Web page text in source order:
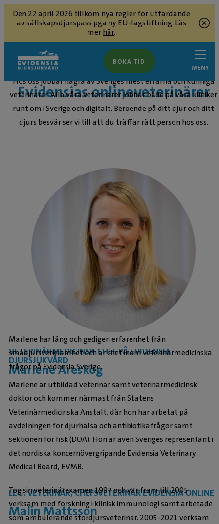
Den 22 april 2026 tillkom nya regler för utfärdande
av sällskapsdjurspass pga ny EU-lagstiftning. Läs
merhär.
BOKA TID
MENY
Evidensias onlineveterinärer
Hos oss jobbar några av Sveriges mest erfarna och kunniga
veterinärer. Alla våra veterinärer jobbar både på våra kliniker
runt om i Sverige och digitalt. Beroende på ditt djur och ditt
djurs besvär ser vi till att du träffar rätt person hos oss.
Marlene Areskog
VETERINÄRMEDICINSK CHEF PÅ EVIDENSIA
DJURSJUKVÅRD
Marlene har lång och gedigen erfarenhet från
smådjursverksamhet och är chef inom veterinärmedicinska
frågor på Evidensia Sverige.
Marlene är utbildad veterinär samt veterinärmedicinsk
doktor och kommer närmast från Statens
Veterinärmedicinska Anstalt, där hon har arbetat på
avdelningen för djurhälsa och antibiotikafrågor samt
sektionen för fisk (DOA). Hon är även Sveriges representant i
det nordiska koncernövergripande Evidensia Veterinary
Medical Board, EVMB.
Malin Mattsson
LEG. VETERINÄR, CHEFSVETERINÄR EVIDENSIA ONLINE
Tog sin veterinärexamen 1997 och var fram till 2005
verksam med forskning i klinisk immunologi samt arbetade
som ambulerande stordjursveterinär. 2005-2021 verksam